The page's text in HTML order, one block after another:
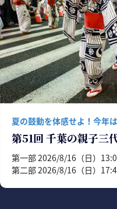
夏の鼓動を体感せよ！今年
第51回 千葉の親子三
第一部 2026/8/16（日）
第二部 2026/8/16（日）